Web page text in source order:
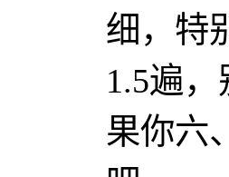
细，特
1.5遍
果你六